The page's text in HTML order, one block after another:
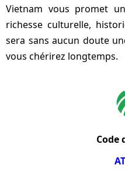
Vietnam vous promet
richesse culturelle,
sera sans aucun doute
vous chérirez longtemps.
Code